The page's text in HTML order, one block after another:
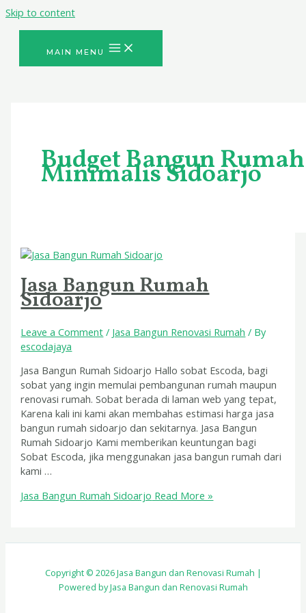
Skip to content
MAIN MENU
Budget Bangun Rumah
Minimalis Sidoarjo
Jasa Bangun Rumah
Sidoarjo
Leave a Comment / Jasa Bangun Renovasi Rumah / By
escodajaya
Jasa Bangun Rumah Sidoarjo Hallo sobat Escoda, bagi
sobat yang ingin memulai pembangunan rumah maupun
renovasi rumah. Sobat berada di laman web yang tepat,
Karena kali ini kami akan membahas estimasi harga jasa
bangun rumah sidoarjo dan sekitarnya. Jasa Bangun
Rumah Sidoarjo Kami memberikan keuntungan bagi
Sobat Escoda, jika menggunakan jasa bangun rumah dari
kami …
Jasa Bangun Rumah Sidoarjo Read More »
Copyright © 2026 Jasa Bangun dan Renovasi Rumah |
Powered by Jasa Bangun dan Renovasi Rumah